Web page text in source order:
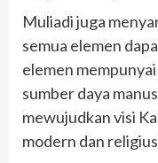
Muliadi juga
semua elemen
elemen
sumber daya
mewujudkan visi
modern dan